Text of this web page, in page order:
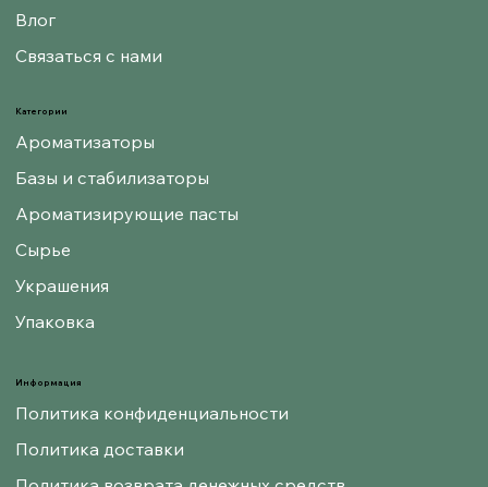
Информация
Политика конфиденциальности
Политика доставки
Категории
Ароматизаторы
Базы и стабилизаторы
Ароматизирующие пасты
Сырье
Украшения
Упаковка
Влог
Связаться с нами